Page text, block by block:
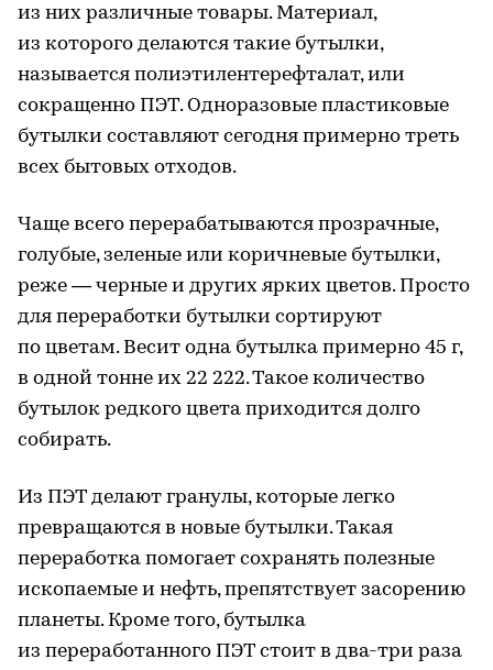
из них различные товары. Материал,
из которого делаются такие бутылки,
называется полиэтилентерефталат, или
сокращенно ПЭТ. Одноразовые пластиковые
бутылки составляют сегодня примерно треть
всех бытовых отходов.
Чаще всего перерабатываются прозрачные,
голубые, зеленые или коричневые бутылки,
реже — черные и других ярких цветов. Просто
для переработки бутылки сортируют
по цветам. Весит одна бутылка примерно 45 г,
в одной тонне их 22 222. Такое количество
бутылок редкого цвета приходится долго
собирать.
Из ПЭТ делают гранулы, которые легко
превращаются в новые бутылки. Такая
переработка помогает сохранять полезные
ископаемые и нефть, препятствует засорению
планеты. Кроме того, бутылка
из переработанного ПЭТ стоит в два-три раза